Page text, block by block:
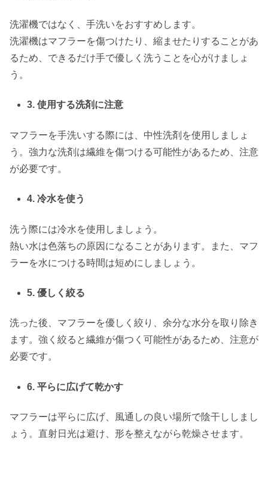
洗濯機ではなく、手洗いをおすすめします。
洗濯機はマフラーを傷つけたり、縮ませたりすることがあ
るため、できるだけ手で優しく洗うことを心がけましょ
う。
3. 使用する洗剤に注意
マフラーを手洗いする際には、中性洗剤を使用しましょ
う。強力な洗剤は繊維を傷つける可能性があるため、注意
が必要です。
4. 冷水を使う
洗う際には冷水を使用しましょう。
熱い水は色落ちの原因になることがあります。また、マフ
ラーを水につける時間は短めにしましょう。
5. 優しく絞る
洗った後、マフラーを優しく絞り、余分な水分を取り除き
ます。強く絞ると繊維が傷つく可能性があるため、注意が
必要です。
6. 平らに広げて乾かす
マフラーは平らに広げ、風通しの良い場所で陰干ししまし
ょう。直射日光は避け、形を整えながら乾燥させます。